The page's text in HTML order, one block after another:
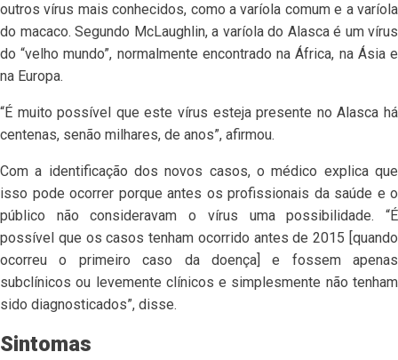
outros vírus mais conhecidos, como a varíola comum e a varíola
do macaco. Segundo McLaughlin, a varíola do Alasca é um vírus
do “velho mundo”, normalmente encontrado na África, na Ásia e
na Europa.
“É muito possível que este vírus esteja presente no Alasca há
centenas, senão milhares, de anos”, afirmou.
Com a identificação dos novos casos, o médico explica que
isso pode ocorrer porque antes os profissionais da saúde e o
público não consideravam o vírus uma possibilidade. “É
possível que os casos tenham ocorrido antes de 2015 [quando
ocorreu o primeiro caso da doença] e fossem apenas
subclínicos ou levemente clínicos e simplesmente não tenham
sido diagnosticados”, disse.
Sintomas